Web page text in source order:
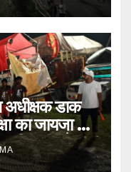
अधीक्षक डाक
का जायजा लेने
ग्राउंड पर देर